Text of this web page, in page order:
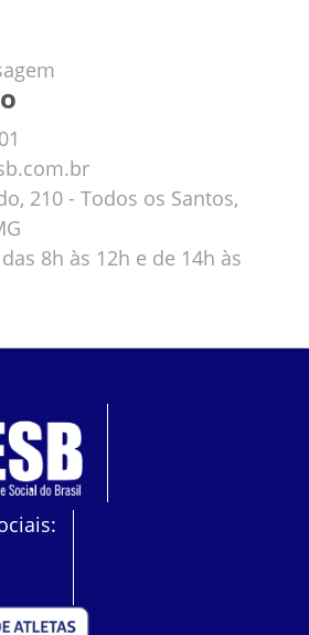
210 - Todos os Santos,
8h às 12h e de 14h às